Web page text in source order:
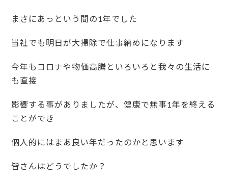
まさにあっという間の1年でした
当社でも明日が大掃除で仕事納めになります
今年もコロナや物価高騰といろいろと我々の生活に
も直接
影響する事がありましたが、健康で無事1年を終える
ことができ
個人的にはまあ良い年だったのかと思います
皆さんはどうでしたか？